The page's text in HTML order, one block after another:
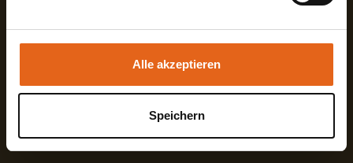
unsere Webseite weiterhin nutzen.
Alle akzeptieren
Speichern
digitalen Katalog bestellen
Rückruf anfordern